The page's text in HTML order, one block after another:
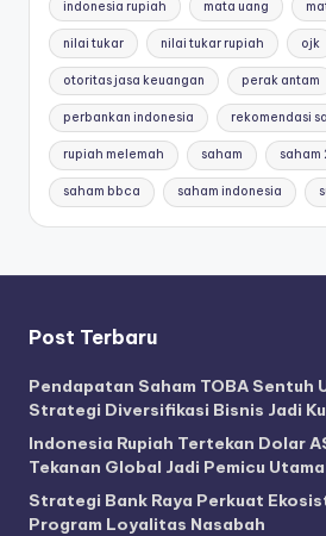
indonesia rupiah mata uang
nilai tukar nilai tukar rupiah ojk
otoritas jasa keuangan perak antam
perbankan indonesia rekomendasi
rupiah melemah saham saham
saham bbca saham indonesia
Post Terbaru
Pendapatan Saham TOBA Sentuh
Strategi Diversifikasi Bisnis Jadi
Indonesia Rupiah Tertekan Dolar
Tekanan Global Jadi Pemicu
Strategi Bank Raya Perkuat
Program Loyalitas Nasabah